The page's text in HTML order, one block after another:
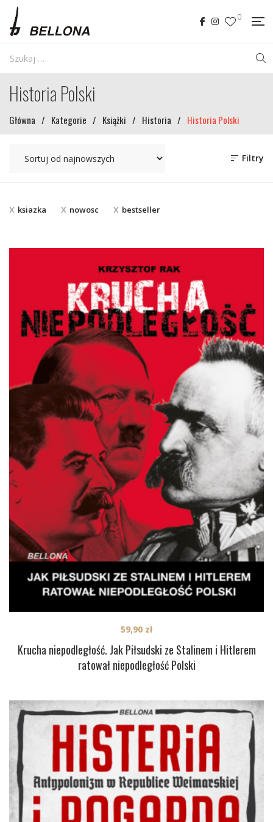
0
Historia Polski
Główna / Kategorie / Książki / Historia / Historia Polski
Filtry
ksiazka nowosc bestseller
Krucha niepodległość. Jak Piłsudski ze Stalinem i Hitlerem
ratował niepodległość Polski
59,90 zł